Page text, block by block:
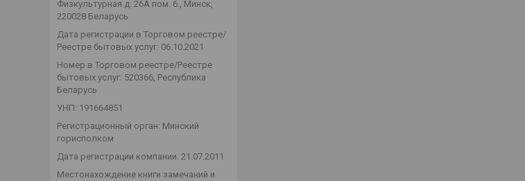
Физкультурная д. 26А пом. 6., Минск,
220028 Беларусь
Дата регистрации в Торговом реестре/
Реестре бытовых услуг: 06.10.2021
Номер в Торговом реестре/Реестре
бытовых услуг: 520366, Республика
Беларусь
УНП: 191664851
Регистрационный орган: Минский
горисполком
Дата регистрации компании: 21.07.2011
Местонахождение книги замечаний и